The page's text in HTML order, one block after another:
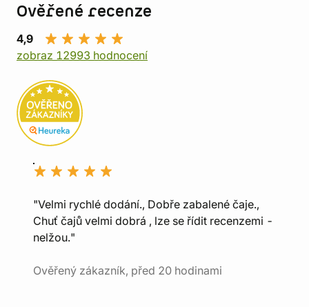
Ověřené recenze
4,9
zobraz 12993 hodnocení
"Velmi rychlé dodání., Dobře zabalené čaje.,
Chuť čajů velmi dobrá , lze se řídit recenzemi -
nelžou."
Ověřený zákazník, před 20 hodinami